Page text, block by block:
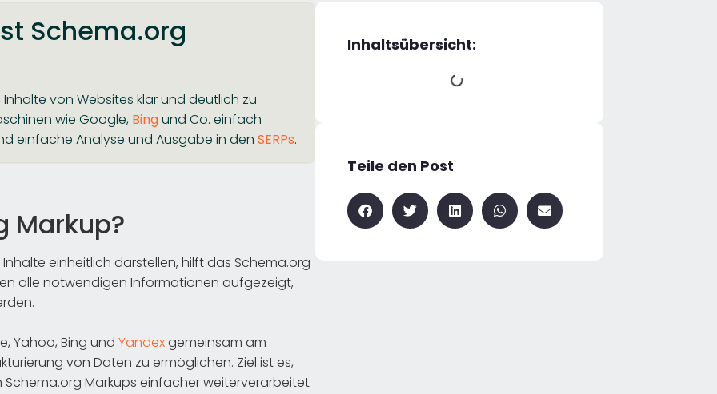
Schema.org
von Websites klar und deutlich zu
wie Google, Bingund Co. einfach
einfache Analyse und Ausgabe in den SERPs.
Markup?
einheitlich darstellen, hilft das Schema.org
alle notwendigen Informationen aufgezeigt,
Yahoo, Bing und Yandexgemeinsam am
von Daten zu ermöglichen. Ziel ist es,
Markups einfacher weiterverarbeitet
Inhaltsübersicht:
Teile den Post